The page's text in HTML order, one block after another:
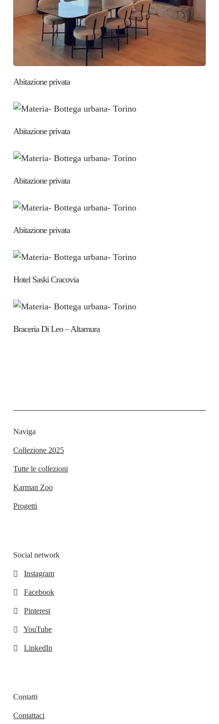
Abitazione privata
Abitazione privata
Abitazione privata
Abitazione privata
Hotel Saski Cracovia
Braceria Di Leo – Altamura
Naviga
Collezione 2025
Tutte le collezioni
Karman Zoo
Progetti
Social network
Instagram
Facebook
Pinterest
YouTube
LinkedIn
Contatti
Contattaci